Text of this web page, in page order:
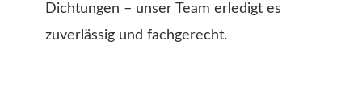
Dichtungen – unser Team erledigt es
zuverlässig und fachgerecht.